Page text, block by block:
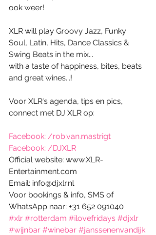
ook weer!
XLR will play Groovy Jazz, Funky
Soul, Latin, Hits, Dance Classics &
Swing Beats in the mix...
with a taste of happiness, bites, beats
and great wines...!
Voor XLR's agenda, tips en pics,
connect met DJ XLR op:
Facebook: /rob.van.mastrigt
Facebook: /DJXLR
Official website: www.XLR-
Entertainment.com
Email: info@djxlr.nl
Voor bookings & info, SMS of
WhatsApp naar: +31 652 091040
#xlr #rotterdam #ilovefridays #djxlr
#wijnbar #winebar #janssenenvandijk